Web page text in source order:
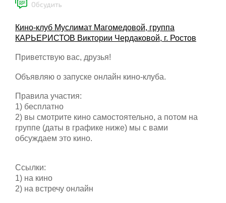
Обсудить
Кино-клуб Муслимат Магомедовой, группа
КАРЬЕРИСТОВ Виктории Чердаковой, г. Ростов
Приветствую вас, друзья!
Объявляю о запуске онлайн кино-клуба.
Правила участия:
1) бесплатно
2) вы смотрите кино самостоятельно, а потом на
группе (даты в графике ниже) мы с вами
обсуждаем это кино.
Ссылки:
1) на кино
2) на встречу онлайн